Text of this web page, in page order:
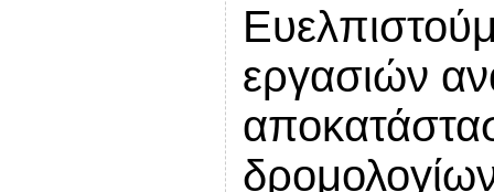
εργασιών